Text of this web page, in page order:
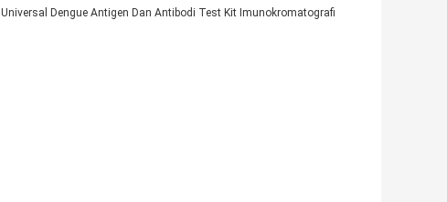
Universal Dengue Antigen Dan Antibodi Test Kit Imunokromatografi